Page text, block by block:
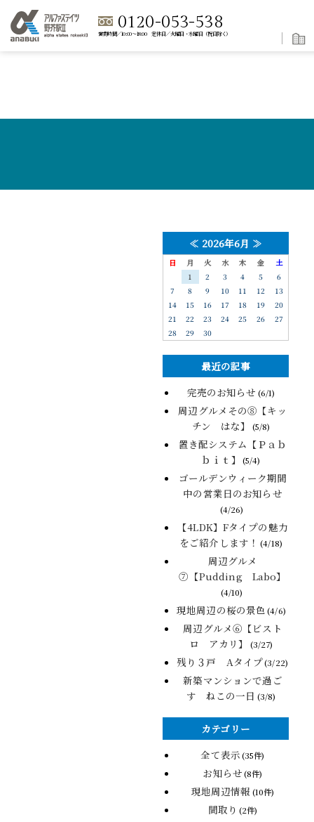
0120-053-538
営業時間／10:00～18:00 定休日／火曜日・水曜日（祝日除く）
≪ 2026年6月 ≫
日 月 火 水 木 金
土
1
2 3 4 5
6
7
8 9 10 11 12
13
14
15 16 17 18 19
20
21
22 23 24 25 26
27
28
29 30
最近の記事
完売のお知らせ (6/1)
周辺グルメその⑧【キッ
チン はな】
(5/8)
置き配システム【Ｐａｂ
ｂｉｔ】
(5/4)
ゴールデンウィーク期間
中の営業日のお知らせ
(4/26)
【4LDK】Fタイプの魅力
をご紹介します！ (4/18)
周辺グルメ
⑦【Pudding Labo】
(4/10)
現地周辺の桜の景色 (4/6)
周辺グルメ⑥【ビスト
ロ アカリ】
(3/27)
残り３戸 Aタイプ(3/22)
新築マンションで過ご
す ねこの一日 (3/8)
カテゴリー
全て表示(35件)
お知らせ(8件)
現地周辺情報 (10件)
間取り (2件)